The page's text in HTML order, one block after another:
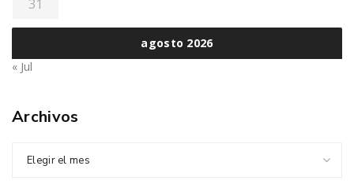
agosto 2026
31
« Jul
Archivos
Elegir el mes